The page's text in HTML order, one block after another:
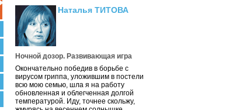
Наталья ТИТОВА
Ночной дозор. Развивающая игра
Окончательно победив в борьбе с
вирусом гриппа, уложившим в постели
всю мою семью, шла я на работу
обновленная и облегченная долгой
температурой. Иду, точнее скольжу,